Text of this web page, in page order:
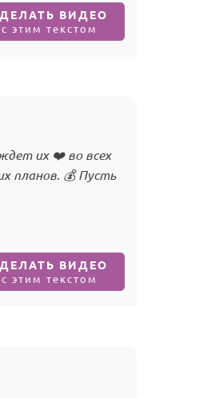
ВИДЕО
с этим текстом
их ❤️ во всех
планов. 💰 Пусть
ВИДЕО
с этим текстом